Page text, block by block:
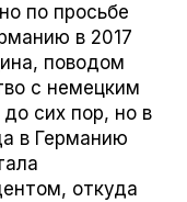
по просьбе
в 2017
поводом
с немецким
сих пор, но в
в Германию
откуда